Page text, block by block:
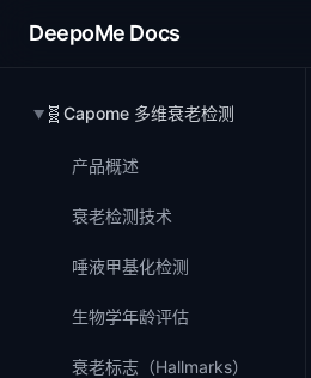
DeepoMe Docs
▶ 🧬 Capome 多维衰老检测
产品概述
衰老检测技术
唾液甲基化检测
生物学年龄评估
衰老标志（Hallmarks）